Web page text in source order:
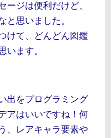
ージは便利だけど、
と思いました。
けて、どんどん図鑑
います。
出をプログラミング
アはいいですね！何
、レアキャラ要素や